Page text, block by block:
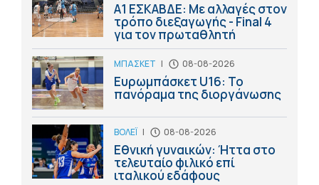
Α1 ΕΣΚΑΒΔΕ: Με αλλαγές στον
τρόπο διεξαγωγής - Final 4
για τον πρωταθλητή
ΜΠΑΣΚΕΤ | 08-08-2026
Ευρωμπάσκετ U16: Το
πανόραμα της διοργάνωσης
ΒΟΛΕΪ | 08-08-2026
Εθνική γυναικών: Ήττα στο
τελευταίο φιλικό επί
ιταλικού εδάφους